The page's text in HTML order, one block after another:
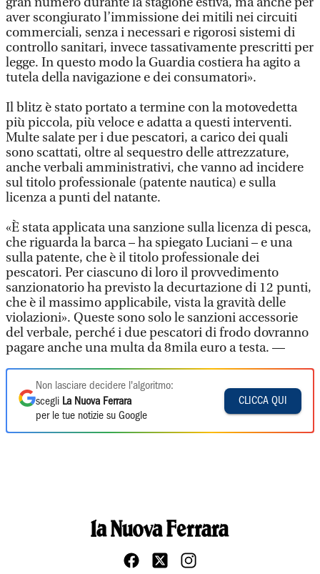
aver scongiurato l’immissione dei mitili nei circuiti
commerciali, senza i necessari e rigorosi sistemi di
controllo sanitari, invece tassativamente prescritti per
legge. In questo modo la Guardia costiera ha agito a
tutela della navigazione e dei consumatori».
Il blitz è stato portato a termine con la motovedetta
più piccola, più veloce e adatta a questi interventi.
Multe salate per i due pescatori, a carico dei quali
sono scattati, oltre al sequestro delle attrezzature,
anche verbali amministrativi, che vanno ad incidere
sul titolo professionale (patente nautica) e sulla
licenza a punti del natante.
«È stata applicata una sanzione sulla licenza di pesca,
che riguarda la barca – ha spiegato Luciani – e una
sulla patente, che è il titolo professionale dei
pescatori. Per ciascuno di loro il provvedimento
sanzionatorio ha previsto la decurtazione di 12 punti,
che è il massimo applicabile, vista la gravità delle
violazioni». Queste sono solo le sanzioni accessorie
del verbale, perché i due pescatori di frodo dovranno
pagare anche una multa da 8mila euro a testa. —
Non lasciare decidere l'algoritmo:
scegli La Nuova Ferrara
per le tue notizie su Google
CLICCA QUI